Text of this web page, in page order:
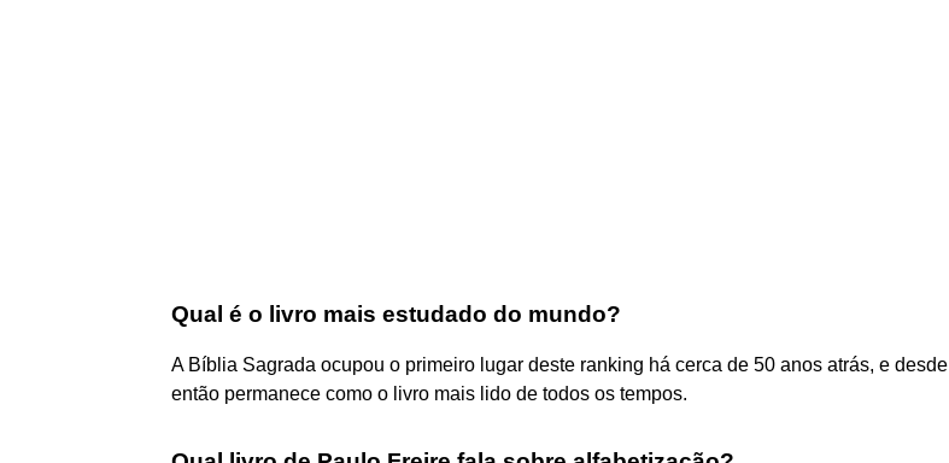
Qual é o livro mais estudado do mundo?
A Bíblia Sagrada ocupou o primeiro lugar deste ranking há cerca de 50 anos atrás, e desde
então permanece como o livro mais lido de todos os tempos.